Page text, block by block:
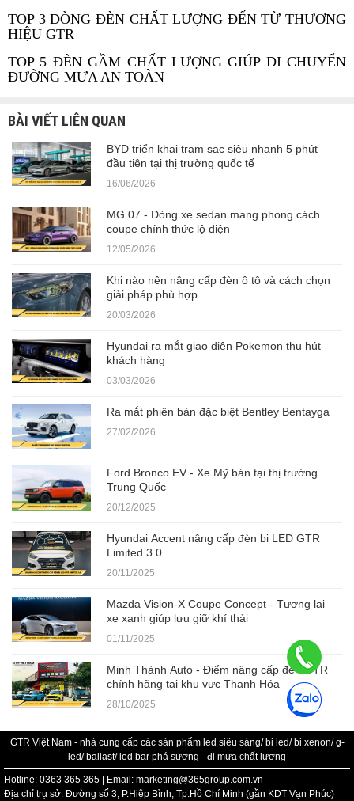
TOP 3 DÒNG ĐÈN CHẤT LƯỢNG ĐẾN TỪ THƯƠNG
HIỆU GTR
TOP 5 ĐÈN GẦM CHẤT LƯỢNG GIÚP DI CHUYỂN
ĐƯỜNG MƯA AN TOÀN
BÀI VIẾT LIÊN QUAN
BYD triển khai trạm sạc siêu nhanh 5 phút
đầu tiên tại thị trường quốc tế
16/06/2026
MG 07 - Dòng xe sedan mang phong cách
coupe chính thức lộ diện
12/05/2026
Khi nào nên nâng cấp đèn ô tô và cách chọn
giải pháp phù hợp
20/03/2026
Hyundai ra mắt giao diện Pokemon thu hút
khách hàng
03/03/2026
Ra mắt phiên bản đặc biệt Bentley Bentayga
27/02/2026
Ford Bronco EV - Xe Mỹ bán tại thị trường
Trung Quốc
20/12/2025
Hyundai Accent nâng cấp đèn bi LED GTR
Limited 3.0
20/11/2025
Mazda Vision-X Coupe Concept - Tương lai
xe xanh giúp lưu giữ khí thải
01/11/2025
Minh Thành Auto - Điểm nâng cấp đèn GTR
chính hãng tại khu vực Thanh Hóa
28/10/2025
GTR Việt Nam - nhà cung cấp các sản phẩm led siêu sáng/ bi led/ bi xenon/ g-
led/ ballast/ led bar phá sương - đi mưa chất lượng
Hotline: 0363 365 365 | Email: marketing@365group.com.vn
Địa chỉ trụ sở: Đường số 3, P.Hiệp Bình, Tp.Hồ Chí Minh (gần KDT Vạn Phúc)